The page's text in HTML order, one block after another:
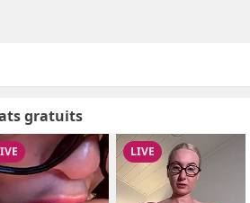
gratuits